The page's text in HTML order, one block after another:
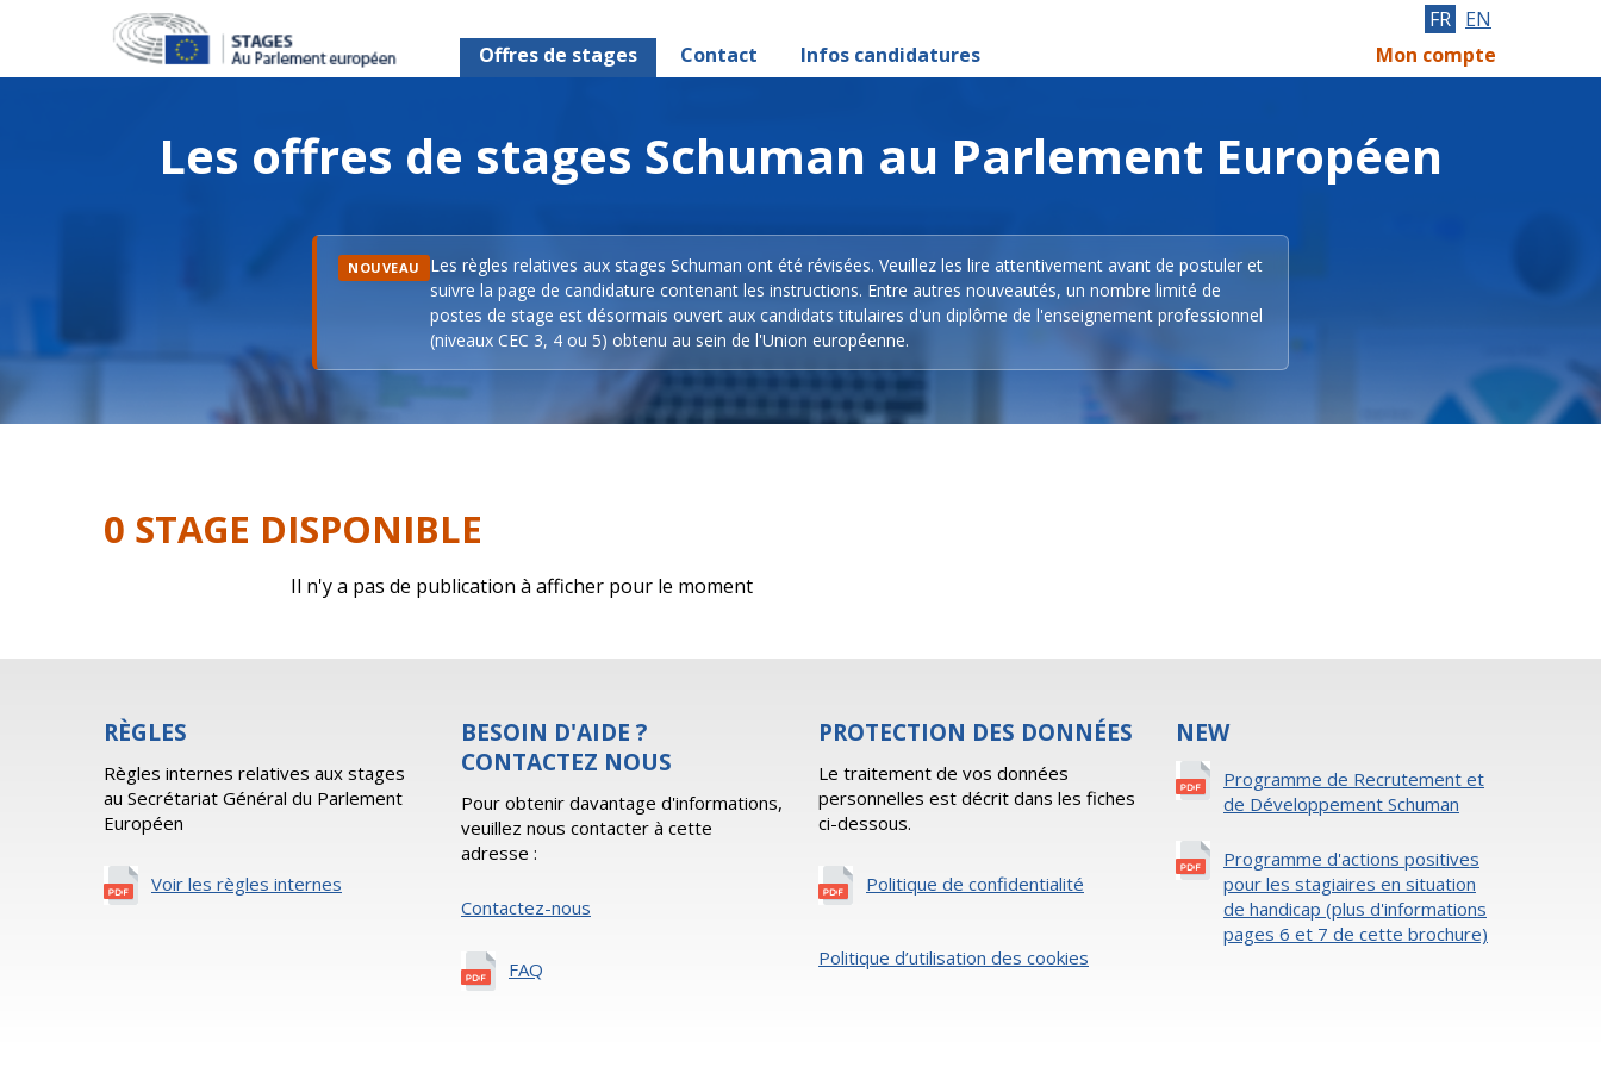
Offres de stages Contact Infos candidatures
FR EN
Mon compte
Les offres de stages Schuman au Parlement Européen
NOUVEAU
Les règles relatives aux stages Schuman ont été révisées. Veuillez les lire attentivement avant de postuler et
suivre la page de candidature contenant les instructions. Entre autres nouveautés, un nombre limité de
postes de stage est désormais ouvert aux candidats titulaires d'un diplôme de l'enseignement professionnel
(niveaux CEC 3, 4 ou 5) obtenu au sein de l'Union européenne.
0 STAGE DISPONIBLE
Il n'y a pas de publication à afficher pour le moment
RÈGLES
Règles internes relatives aux stages
au Secrétariat Général du Parlement
Européen
Voir les règles internes
BESOIN D'AIDE ?
CONTACTEZ NOUS
Pour obtenir davantage d'informations,
veuillez nous contacter à cette
adresse :
Contactez-nous
FAQ
PROTECTION DES DONNÉES
Le traitement de vos données
personnelles est décrit dans les fiches
ci-dessous.
Politique de confidentialité
Politique d’utilisation des cookies
NEW
Programme de Recrutement et
de Développement Schuman
Programme d'actions positives
pour les stagiaires en situation
de handicap (plus d'informations
pages 6 et 7 de cette brochure)